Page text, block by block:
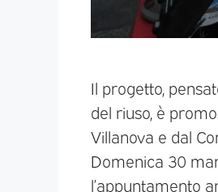
Il progetto,
del riuso, è
Villanova e dal
Domenica 30
l’appuntamento